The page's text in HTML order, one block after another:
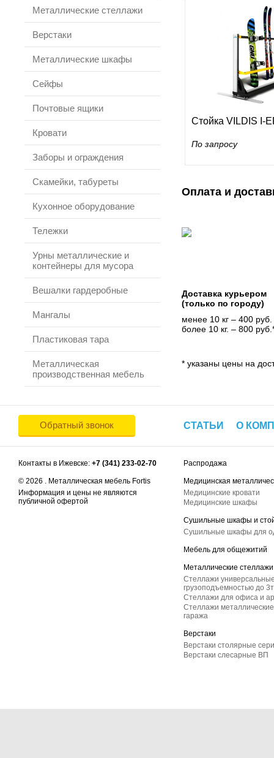
Металлические стеллажи
Верстаки
Металлические шкафы
Сейфы
Почтовые ящики
Кровати
Заборы и ограждения
Скамейки, табуреты
Кухонное оборудование
Тележки
Урны металлические и
контейнеры для мусора
Вешалки гардеробные
Мангалы
Пластиковая тара
Металлическая
производственная мебель
Стойка VILDIS I-
По запросу
Оплата и
Доставка курьером
(только по городу)
менее 10 кг – 400 руб.
более 10 кг. – 800
* указаны цены на
Обратный звонок СТАТЬИ О
Контакты в Ижевске: +7 (341) 233-02-70
© 2026 . Металлическая мебель Fortis
Информация и цены не являются
публичной офертой
Распродажа
Медицинская
Медицинские кровати
Медицинские шкафы
Сушильные шкафы и
Сушильные шкафы для
Мебель для общежитий
Металлические стеллажи
Стеллажи
грузоподъемностью до
Стеллажи для офиса и
Стеллажи
гаража
Верстаки
Верстаки столярные
Верстаки слесарные ВП